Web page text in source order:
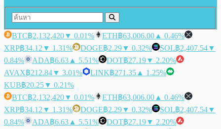
BTC฿2,132,420▼ 0.01% ETH฿63,006.00 ▲ 0.46%
XRP฿34.12 ▼ 1.31% DOGE฿2.29▼ 0.32% SOL฿2,407.54▼
0.84%
ADA฿6.63 ▲ 5.51% DOT฿27.19▼ 2.20%
AVAX฿212.84▼ 3.01% LINK฿271.35 ▲ 1.25%
KUB฿20.25▼ 0.21%
BTC฿2,132,420▼ 0.01% ETH฿63,006.00 ▲ 0.46%
XRP฿34.12 ▼ 1.31% DOGE฿2.29▼ 0.32% SOL฿2,407.54▼
0.84%
ADA฿6.63 ▲ 5.51% DOT฿27.19▼ 2.20%